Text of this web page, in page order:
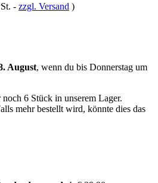
- zzgl. Versand )
August, wenn du bis Donnerstag um
6 Stück in unserem Lager.
mehr bestellt wird, könnte dies das